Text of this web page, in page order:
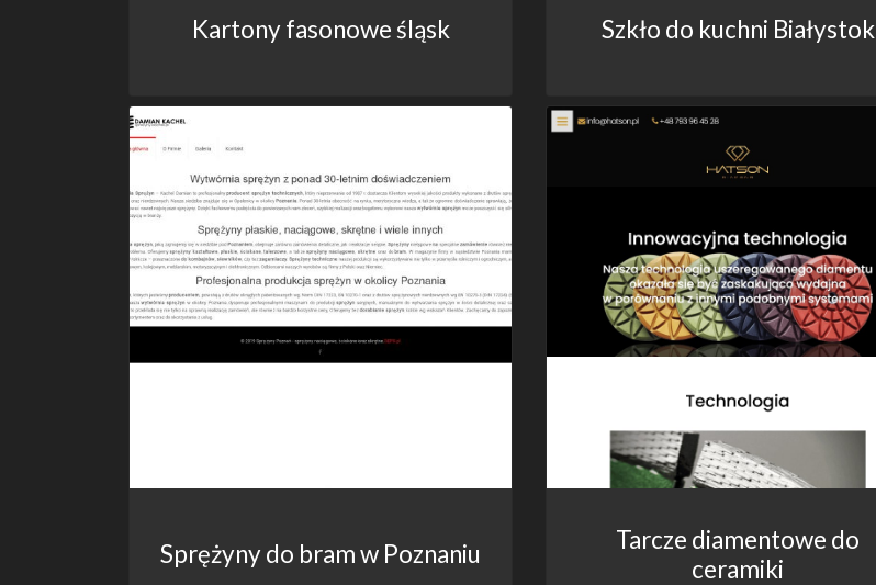
Kartony fasonowe śląsk Szkło do kuchni Białystok
Sprężyny do bram w Poznaniu
Tarcze diamentowe do
ceramiki